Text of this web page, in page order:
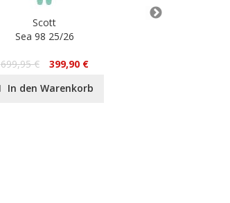
Scott
Sea 98 25/26
699,95 €
399,90 €
In den Warenkorb